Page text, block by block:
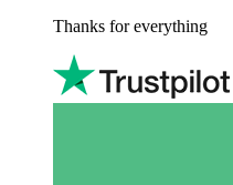
Thanks for everything